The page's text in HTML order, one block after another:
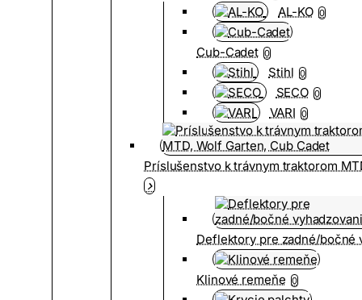
AL-KO 0
Cub-Cadet 0
Stihl 0
SECO 0
VARI 0
Príslušenstvo k trávnym traktorom
Deflektory pre zadné/bočné
Klinové remeňe 0